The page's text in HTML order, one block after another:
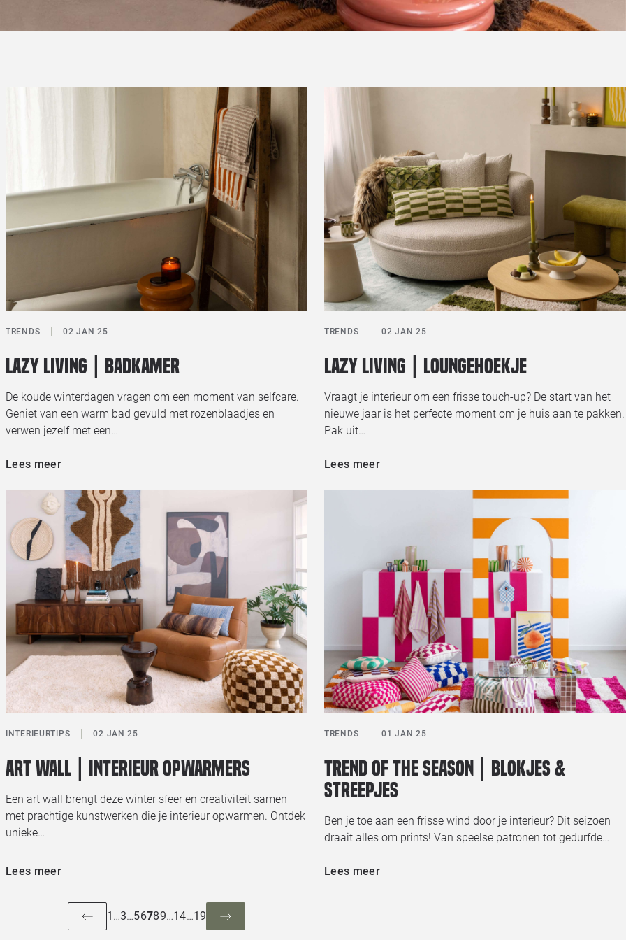
TRENDS 02 JAN 25
Lazy living | Badkamer
De koude winterdagen vragen om een moment van selfcare.
Geniet van een warm bad gevuld met rozenblaadjes en
verwen jezelf met een…
Lees meer
TRENDS 02 JAN 25
Lazy living | Loungehoekje
Vraagt je interieur om een frisse touch-up? De start van het
nieuwe jaar is het perfecte moment om je huis aan te pakken.
Pak uit…
Lees meer
INTERIEURTIPS 02 JAN 25
Art wall | Interieur opwarmers
Een art wall brengt deze winter sfeer en creativiteit samen
met prachtige kunstwerken die je interieur opwarmen. Ontdek
unieke…
Lees meer
TRENDS 01 JAN 25
Trend of the season | Blokjes &
streepjes
Ben je toe aan een frisse wind door je interieur? Dit seizoen
draait alles om prints! Van speelse patronen tot gedurfde…
Lees meer
1 …3…56789…14…19